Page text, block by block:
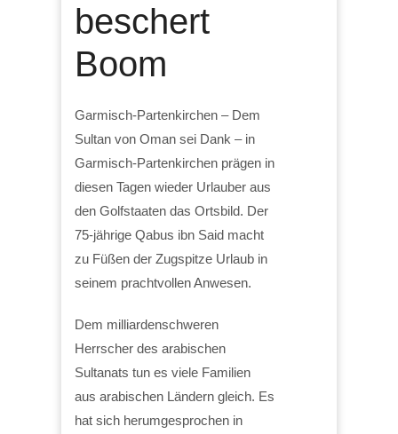
beschert
Boom
Garmisch-Partenkirchen – Dem
Sultan von Oman sei Dank – in
Garmisch-Partenkirchen prägen in
diesen Tagen wieder Urlauber aus
den Golfstaaten das Ortsbild. Der
75-jährige Qabus ibn Said macht
zu Füßen der Zugspitze Urlaub in
seinem prachtvollen Anwesen.
Dem milliardenschweren
Herrscher des arabischen
Sultanats tun es viele Familien
aus arabischen Ländern gleich. Es
hat sich herumgesprochen in